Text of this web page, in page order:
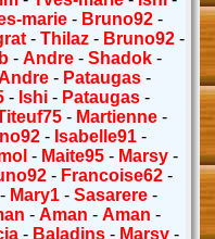
marie - Bruno92 -
-Thilaz - Bruno92 -
- Andre- Shadok-
- Pataugas -
- Ishi - Pataugas -
- Martienne-
- Isabelle91-
- Maite95 - Marsy -
- Francoise62-
Mary1- Sasarere-
-Aman -Aman -
- Baladins- Marsy-